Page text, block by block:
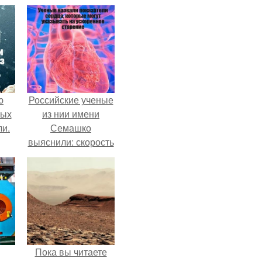
Российские ученые
из нии имени
Семашко
выяснили: скорость
старения напрямую
зависит от
состояния сосудов
и работы сердца.
Пока вы читаете